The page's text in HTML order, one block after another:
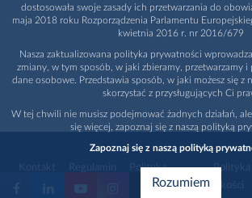
Polityka
prywatności
Polityka
dostosowała swoje zasady ich przetwarzania do
maja 2018 roku Rozporządzenia Parlamentu
kwietnia 2016 r. nr 2016/679
Nasza zaktualizowana polityka prywatności
zmiany, w tym sposób, w jaki zbieramy, przetwarzamy
dane osobowe. Przedstawia sposób, w jaki możesz się z
skorzystać z przysługujących Ci
W tej chwili nie musisz podejmować żadnych działań,
się więcej, zapoznaj się z naszą polityką
Zapoznaj się z naszą polityką
Rozumiem